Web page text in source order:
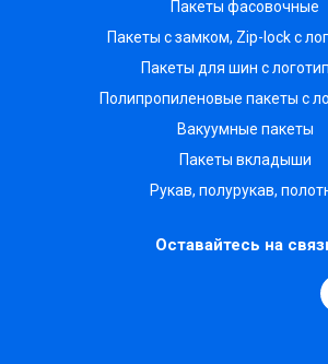
Пакеты фасовочные
Пакеты с замком, Zip-lock с
Пакеты для шин с
Полипропиленовые пакеты с
Вакуумные пакеты
Пакеты вкладыши
Рукав, полурукав,
Оставайтесь на